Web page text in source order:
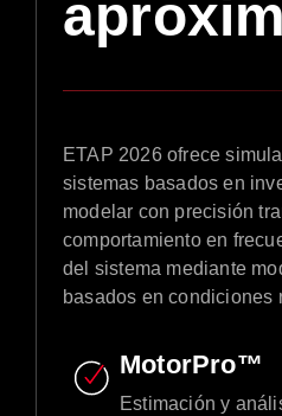
ETAP 2026 ofrece
sistemas basados en
modelar con precisión
comportamiento en
del sistema mediante
basados en condiciones
MotorPro™
Estimación y